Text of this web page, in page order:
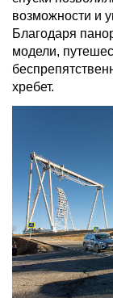
возможности и
Благодаря
модели,
хребет.